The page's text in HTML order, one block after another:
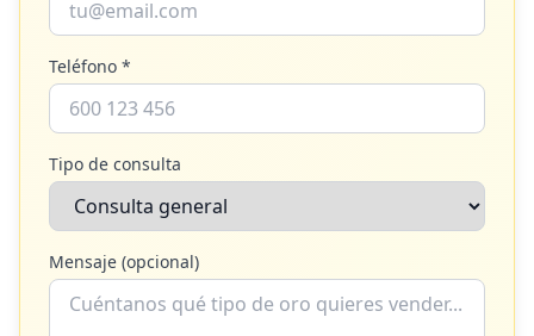
Teléfono *
Tipo de consulta
Mensaje (opcional)